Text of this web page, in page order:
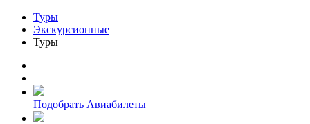
Туры
Экскурсионные
Туры
Подобрать Авиабилеты